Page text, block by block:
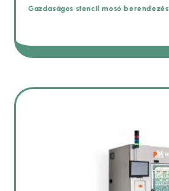
Gazdaságos stencil mosó berendezés